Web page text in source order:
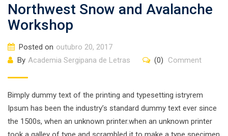
Northwest Snow and Avalanche
Workshop
Posted on outubro 20, 2017
By Academia Sergipana de Letras (0) Comment
Bimply dummy text of the printing and typesetting istryrem
Ipsum has been the industry’s standard dummy text ever since
the 1500s, when an unknown printer.when an unknown printer